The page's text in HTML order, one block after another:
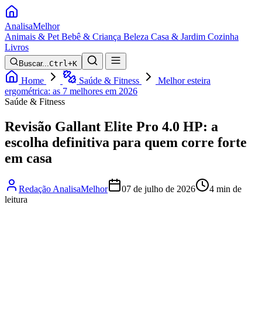
AnalisaMelhor
Animais & Pet Bebê & Criança Beleza Casa & Jardim Cozinha
Livros
Buscar...Ctrl+K
Home Saúde & Fitness
Melhor esteira
ergométrica: as 7 melhores em 2026
Saúde & Fitness
Revisão Gallant Elite Pro 4.0 HP: a
escolha definitiva para quem corre forte
em casa
Redação AnalisaMelhor 07 de julho de 2026
4 min de
leitura